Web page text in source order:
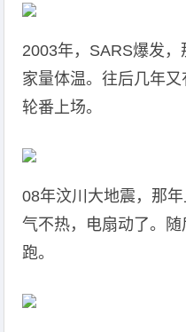
2003年，SARS爆发，
家量体温。往后几年
轮番上场。
08年汶川大地震，那
气不热，电扇动了。
跑。